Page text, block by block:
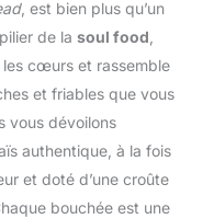
, est bien plus qu’un
de la soul food
les cœurs et rassemble
et friables que vous
vous dévoilons
authentique, à la fois
et doté d’une croûte
bouchée est une